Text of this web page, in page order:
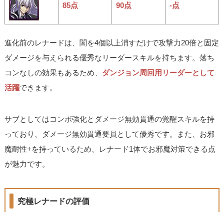
85点 90点 -点
進化前のレナードは、闇を4個以上消すだけで攻撃力20倍と固定
ダメージを与えられる優秀なリーダースキルを持ちます。落ち
コンなしの効果もあるため、 ダンジョン周回用リーダーとして
活躍できます。
サブとしてはコンボ強化とダメージ無効貫通の覚醒スキルを持
っており、ダメージ無効貫通要員として優秀です。また、お邪
魔耐性+を持っているため、レナード1体でお邪魔対策できる点
が魅力です。
究極レナードの評価